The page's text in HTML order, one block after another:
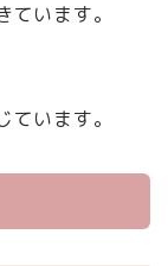
います。
います。